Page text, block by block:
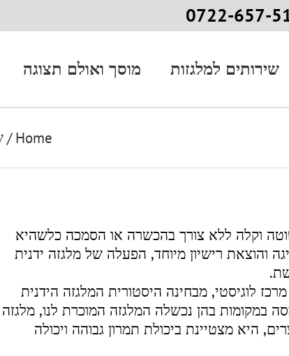
שירותים למלגזות מוסך ואולם תצוגה
Home
/
וקלה ללא צורך בהכשרה או הסמכה כלשהיא
והוצאת רישיון מיוחד, הפעלה של מלגזה ידנית
לוגיסטי, מבחינה היסטורית המלגזה הידנית
במקומות בהן נכשלה המלגזה המוכרת לנו, מלגזה
היא מצטיינת ביכולת תמרון גבוהה ויכולה